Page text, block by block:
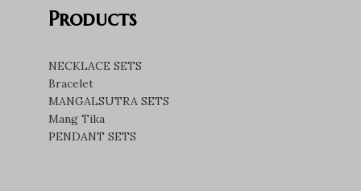
Products
NECKLACE SETS
Bracelet
MANGALSUTRA SETS
Mang Tika
PENDANT SETS